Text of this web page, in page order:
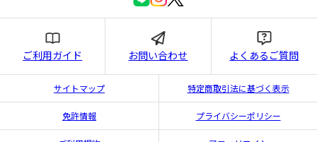
ご利用ガイド お問い合わせ よくあるご質問
サイトマップ 特定商取引法に基づく表示
免許情報 プライバシーポリシー